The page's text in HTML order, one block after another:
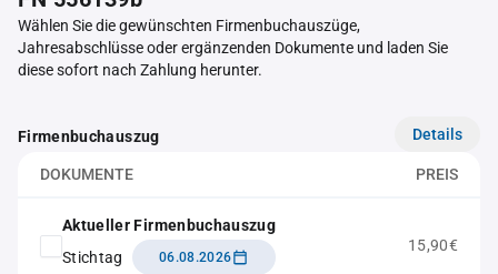
Wählen Sie die gewünschten Firmenbuchauszüge,
Jahresabschlüsse oder ergänzenden Dokumente und laden Sie
diese sofort nach Zahlung herunter.
Firmenbuchauszug Details
DOKUMENTE PREIS
Aktueller Firmenbuchauszug
Stichtag
06.08.2026
15,90€